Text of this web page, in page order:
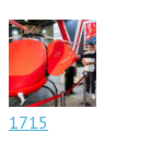
1715